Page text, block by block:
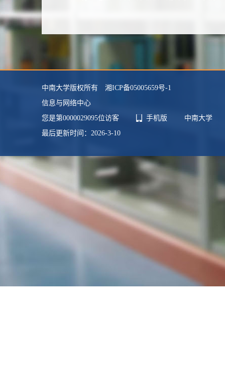
学位：博士学位
学科： 艺术学理论
中南大学版权所有 湘ICP备05005659号-1
信息与网络中心
您是第0000029095位访客 手机版
中南大学
最后更新时间： 2026-3-10